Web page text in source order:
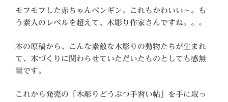
モフモフした赤ちゃんペンギン。これもかわいい～。も
う素人のレベルを超えて、木彫り作家さんですね。。。
本の原稿から、こんな素敵な木彫りの動物たちが生まれ
て、本づくりに関わらせていただいたものとしても感無
量です。
これから発売の「木彫りどうぶつ手習い帖」を手に取っ